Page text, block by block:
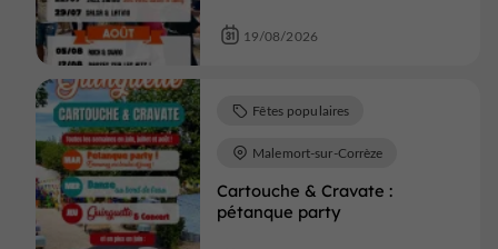
19/08/2026
Cartouche & Cravate :
pétanque party
Fêtes populaires
Malemort-sur-Corrèze